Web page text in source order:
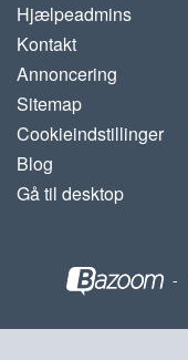
Hjælpeadmins
Kontakt
Annoncering
Sitemap
Cookieindstillinger
Blog
Gå til desktop
-